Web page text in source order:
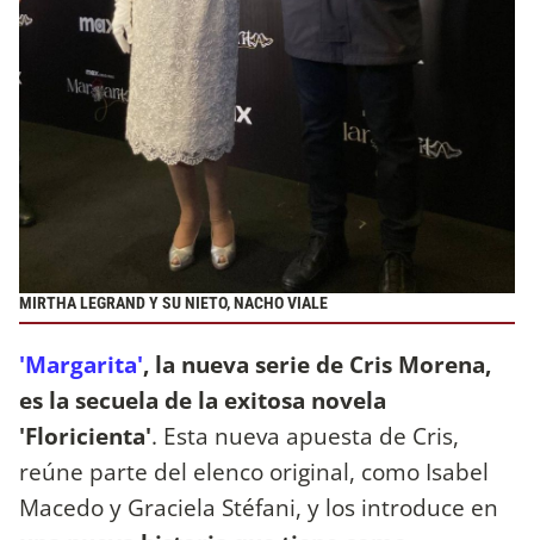
MIRTHA LEGRAND Y SU NIETO, NACHO VIALE
'Margarita', la nueva serie de Cris Morena,
es la secuela de la exitosa novela
'Floricienta'. Esta nueva apuesta de Cris,
reúne parte del elenco original, como Isabel
Macedo y Graciela Stéfani, y los introduce en